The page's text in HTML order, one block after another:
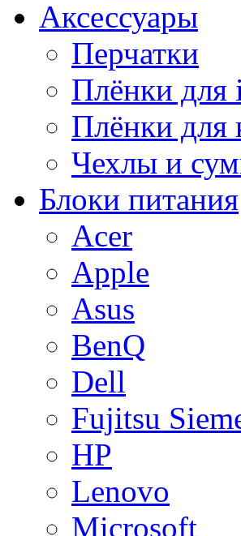
Аксессуары
Перчатки
Плёнки для
Плёнки для
Чехлы и
Блоки питания
Acer
Apple
Asus
BenQ
Dell
Fujitsu
HP
Lenovo
Microsoft